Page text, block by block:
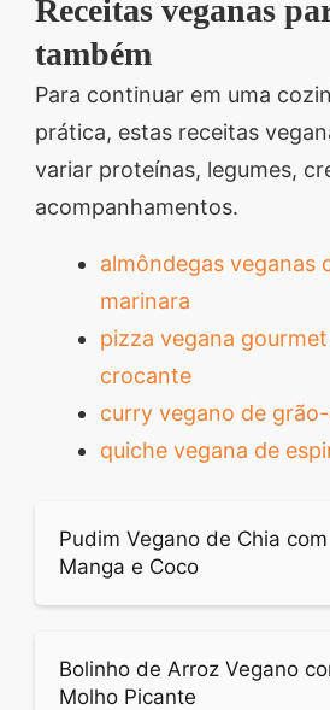
Receitas veganas
também
Para continuar em uma
prática, estas receitas
variar proteínas, legumes,
acompanhamentos.
almôndegas veganas
marinara
pizza vegana
crocante
curry vegano de
quiche vegana de
Pudim Vegano de Chia com
Manga e Coco
Bolinho de Arroz Vegano
Molho Picante